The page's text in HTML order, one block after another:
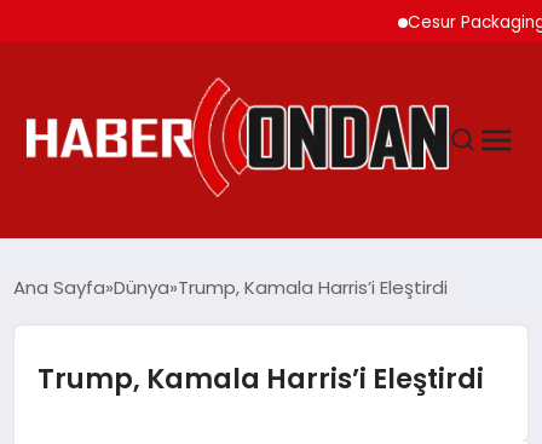
Cesur Packaging,
Ana Sayfa Dünya Trump, Kamala Harris’i Eleştirdi
Trump, Kamala Harris’i Eleştirdi